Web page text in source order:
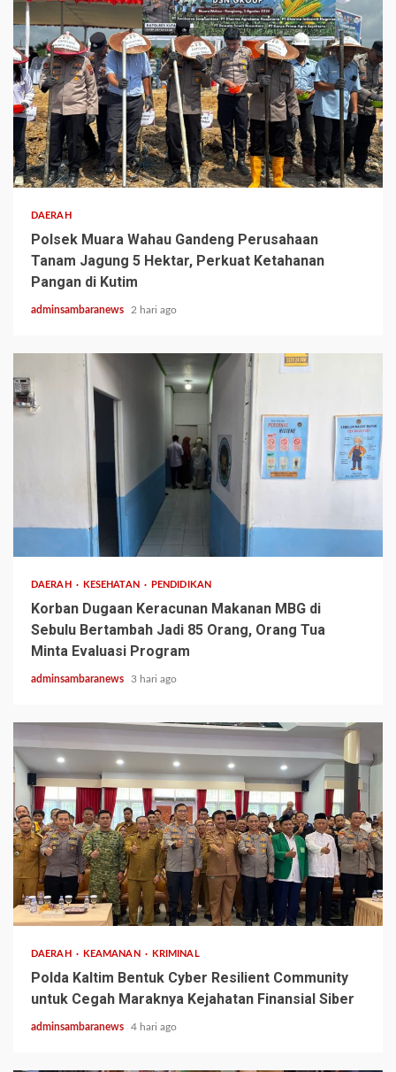
2 min read
DAERAH
Polsek Muara Wahau Gandeng Perusahaan
Tanam Jagung 5 Hektar, Perkuat Ketahanan
Pangan di Kutim
adminsambaranews 2 hari ago
3 min read
DAERAH KESEHATAN PENDIDIKAN
Korban Dugaan Keracunan Makanan MBG di
Sebulu Bertambah Jadi 85 Orang, Orang Tua
Minta Evaluasi Program
adminsambaranews 3 hari ago
2 min read
DAERAH KEAMANAN KRIMINAL
Polda Kaltim Bentuk Cyber Resilient Community
untuk Cegah Maraknya Kejahatan Finansial Siber
adminsambaranews 4 hari ago